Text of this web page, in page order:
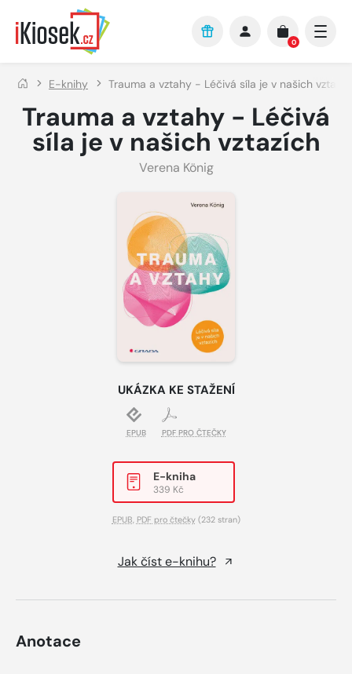
Přejít na hlavní obsah
0
E-knihy Trauma a vztahy - Léčivá síla je v našich
Trauma a vztahy - Léčivá
síla je v našich vztazích
Verena König
UKÁZKA KE STAŽENÍ
EPUB PDF PRO ČTEČKY
E-kniha
339 Kč
EPUB PDF pro čtečky(232 stran)
Jak číst e-knihu?
Anotace